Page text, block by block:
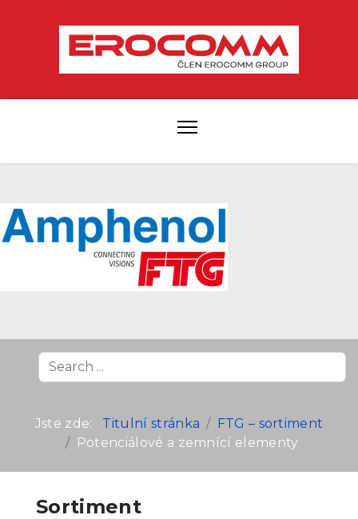
Search
...
Jste zde: Titulní stránka
FTG – sortiment
Potenciálové a zemnící elementy
Sortiment